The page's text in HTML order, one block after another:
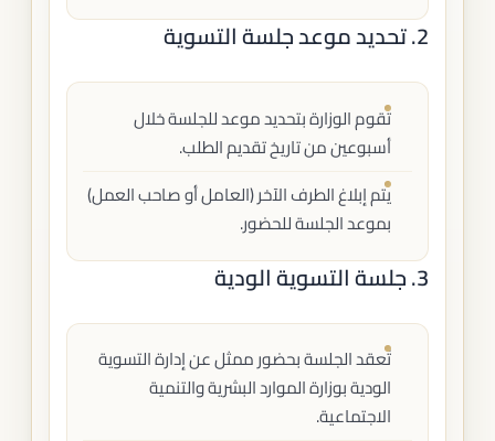
2. تحديد موعد جلسة التسوية
تقوم الوزارة بتحديد موعد للجلسة خلال
أسبوعين من تاريخ تقديم الطلب.
يتم إبلاغ الطرف الآخر (العامل أو صاحب العمل)
بموعد الجلسة للحضور.
3. جلسة التسوية الودية
تُعقد الجلسة بحضور ممثل عن إدارة التسوية
الودية بوزارة الموارد البشرية والتنمية
الاجتماعية.